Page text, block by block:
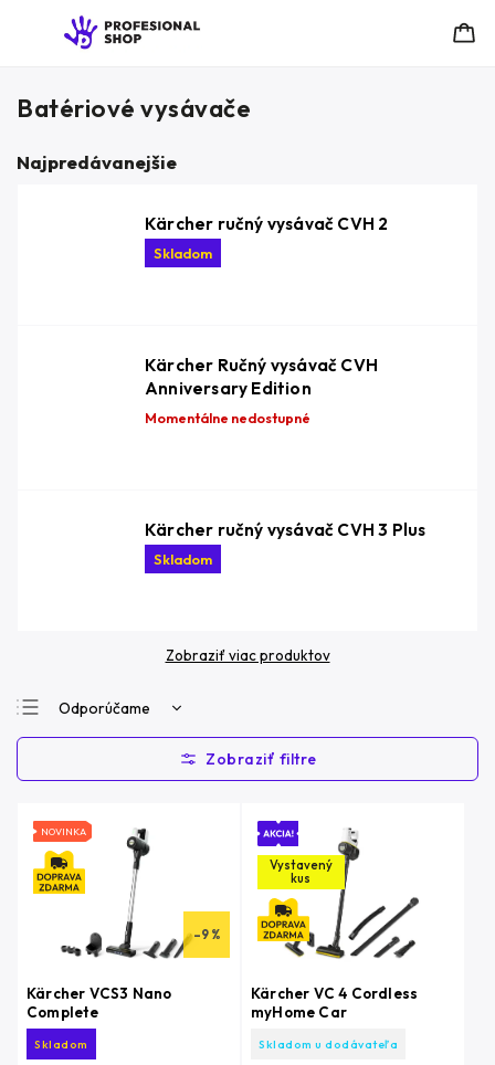
Batériové vysávače
Najpredávanejšie
Kärcher ručný vysávač CVH 2
Skladom
Kärcher Ručný vysávač CVH
Anniversary Edition
Momentálne nedostupné
Kärcher ručný vysávač CVH 3 Plus
Skladom
Zobraziť viac produktov
Odporúčame
Najlacnejšie
Najdrahšie
Abecedne
NOVINKA
–9 %
Kärcher VCS3 Nano
Complete
Skladom
Vystavený
kus
Kärcher VC 4 Cordless
myHome Car
Skladom u dodávateľa